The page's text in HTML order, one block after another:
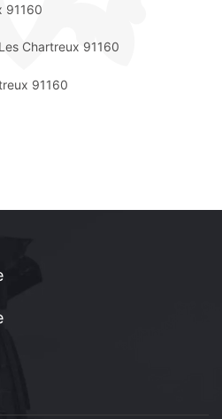
91160
Chartreux 91160
91160